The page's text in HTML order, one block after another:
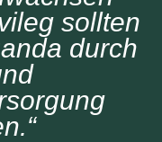
sollten
durch